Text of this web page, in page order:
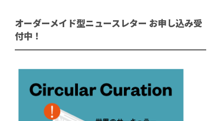
オーダーメイド型ニュースレター お申し込み受
付中！